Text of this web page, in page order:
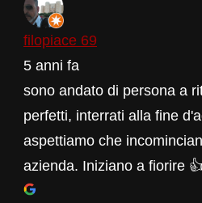
filopiace 69
5 anni fa
sono andato di persona a
perfetti, interrati alla fine
aspettiamo che
azienda. Iniziano a fiorire